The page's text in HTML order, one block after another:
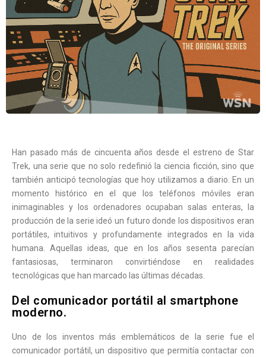
Han pasado más de cincuenta años desde el estreno de Star
Trek, una serie que no solo redefinió la ciencia ficción, sino que
también anticipó tecnologías que hoy utilizamos a diario. En un
momento histórico en el que los teléfonos móviles eran
inimaginables y los ordenadores ocupaban salas enteras, la
producción de la serie ideó un futuro donde los dispositivos eran
portátiles, intuitivos y profundamente integrados en la vida
humana. Aquellas ideas, que en los años sesenta parecían
fantasiosas, terminaron convirtiéndose en realidades
tecnológicas que han marcado las últimas décadas.
Del comunicador portátil al smartphone
moderno.
Uno de los inventos más emblemáticos de la serie fue el
comunicador portátil, un dispositivo que permitía contactar con